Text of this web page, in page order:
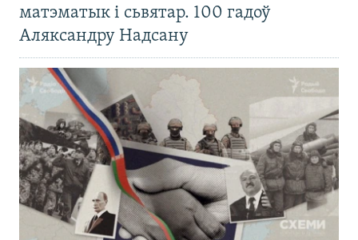
матэматык і сьвятар. 100 гадоў
Аляксандру Надсану